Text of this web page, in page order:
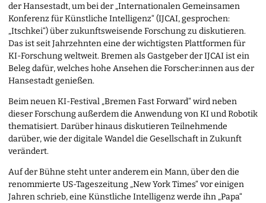
der Hansestadt, um bei der „Internationalen Gemeinsamen
Konferenz für Künstliche Intelligenz“ (IJCAI, gesprochen:
„Itschkei“) über zukunftsweisende Forschung zu diskutieren.
Das ist seit Jahrzehnten eine der wichtigsten Plattformen für
KI-Forschung weltweit. Bremen als Gastgeber der IJCAI ist ein
Beleg dafür, welches hohe Ansehen die Forscher:innen aus der
Hansestadt genießen.
Beim neuen KI-Festival „Bremen Fast Forward“ wird neben
dieser Forschung außerdem die Anwendung von KI und Robotik
thematisiert. Darüber hinaus diskutieren Teilnehmende
darüber, wie der digitale Wandel die Gesellschaft in Zukunft
verändert.
Auf der Bühne steht unter anderem ein Mann, über den die
renommierte US-Tageszeitung „New York Times“ vor einigen
Jahren schrieb, eine Künstliche Intelligenz werde ihn „Papa“